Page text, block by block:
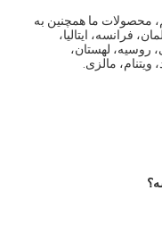
محصولات ما همچنین به
فرانسه، ایتالیا،
روسیه، لهستان،
ویتنام، مالزی.